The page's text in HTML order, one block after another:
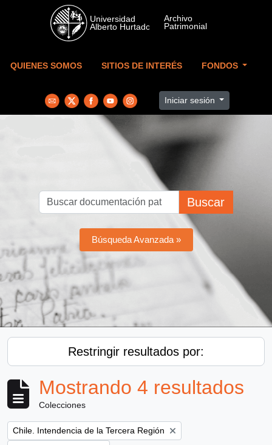
Skip to main content
QUIENES SOMOS SITIOS DE INTERÉS FONDOS
Iniciar sesión
Buscar
Búsqueda Avanzada »
Restringir resultados por:
Mostrando 4 resultados
Colecciones
Remove filter:
Chile. Intendencia de la Tercera Región